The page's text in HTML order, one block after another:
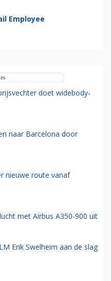
Employee
doet widebody-
naar Barcelona door
nieuwe route vanaf
met Airbus A350-900 uit
Erik Swelheim aan de slag